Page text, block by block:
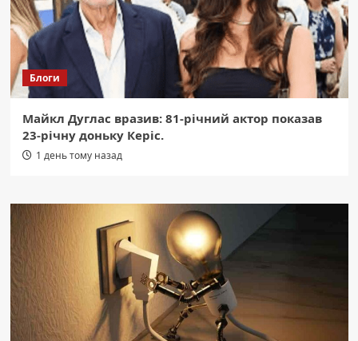
Блоги
Майкл Дуглас вразив: 81-річний актор показав
23-річну доньку Керіс.
1 день тому назад